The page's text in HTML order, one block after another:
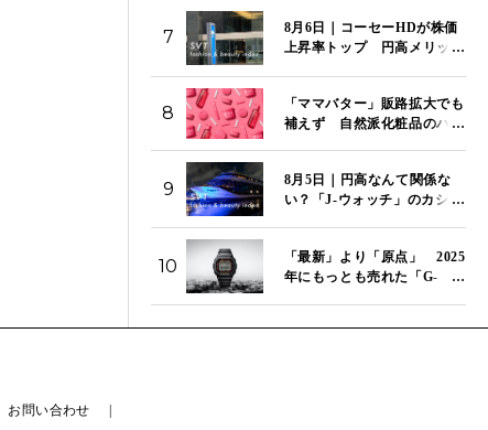
7
8月6日｜コーセーHDが株価
上昇率トップ 円高メリット
をけん引 「SVT インデッ
クス」は14,272ポイント
8
「ママバター」販路拡大でも
補えず 自然派化粧品のハウ
9
8月5日｜円高なんて関係な
い？「J-ウォッチ」のカシ
インデックス」は13,980ポイ
ント
10
「最新」より「原点」 2025
年にもっとも売れた「G-
お問い合わせ